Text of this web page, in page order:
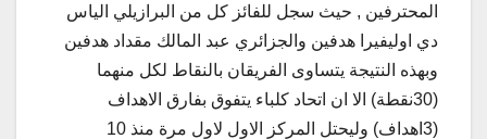
المحترفين , حيث سجل للفائز كل من البرازيلي الياس
دي اوليفيرا هدفين والجزائري عبد المالك مقداد هدفين
وبهذه النتيجة يتساوى الفريقان بالنقاط لكل منهما
(30نقطة) الا ان اتحاد كلباء يتفوق بفارق الاهداف
(3اهداف) وليحتل المركز الاول لاول مرة منذ 10